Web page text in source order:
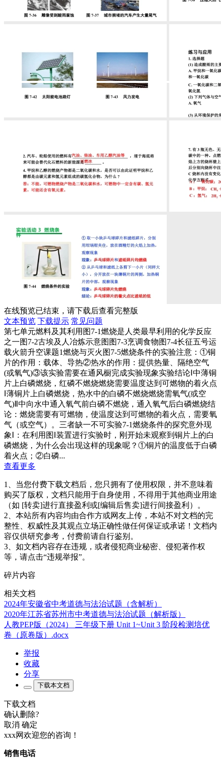
在线预览已结束，请下载后查看完整版
文本预览 下载提示 常见问题
第七单元燃料及其利用图7-1燃烧是人类最早利用的化学反应
之一图7-2古埃及人冶炼示意图图7-3烹调食物图7-4长征五号运
载火箭升空课题1燃烧与灭火图7-5燃烧条件的实验注意：①铜
片的作用：载体、导热②热水的作用：提供热量、隔绝空气
(或氧气)③该实验需要在通风橱完成实验现象实验结论Ⅰ中薄铜
片上白磷燃烧，红磷不燃烧燃烧需要温度达到可燃物的着火点
Ⅰ薄铜片上白磷燃烧，热水中的白磷不燃烧燃烧需氧气(或空
气)Ⅱ中向水中通入氧气前白磷不燃烧，通入氧气后白磷燃烧结
论：燃烧需要有可燃物，使温度达到可燃物的着火点，需要氧
气（或空气）。三者缺一不可实验7-1燃烧条件的探究意外现
象Ⅰ：在利用图Ⅰ装置进行实验时，刚开始未观察到铜片上的白
磷燃烧，为什么会出现这样的现象呢？①铜片的温度低于白磷
着火点；②白磷...
查看更多
1、当您付费下载文档后，您只拥有了使用权限，并不意味着
购买了版权，文档只能用于自身使用，不得用于其他商业用途
（如 [转卖]进行直接盈利或[编辑后售卖]进行间接盈利）。
2、本站所有内容均由合作方或网友上传，本站不对文档的完
整性、权威性及其观点立场正确性做任何保证或承诺！文档内
容仅供研究参考，付费前请自行鉴别。
3、如文档内容存在违规，或者侵犯商业秘密、侵犯著作权
等，请点击“违规举报”。
碎片内容
相关文档
2024年安徽省中考道德与法治试题（含解析）
2020年江苏省苏州市中考道德与法治试题（解析版）
人教PEP版（2024） 三年级下册 Unit 1~Unit 3 阶段检测培优
卷（原卷版）.docx
举报
收藏
分享
下载本文档
下载文档
确认删除?
取消 确定
xxx网欢迎您的咨询！
销售电话